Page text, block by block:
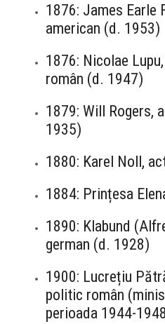
1876: James Earle
american (d. 1953)
1876: Nicolae
român (d. 1947)
1879: Will Rogers,
1935)
1880: Karel Noll,
1884: Prințesa
1890: Klabund
german (d. 1928)
1900: Lucrețiu
politic român
perioada 1944-